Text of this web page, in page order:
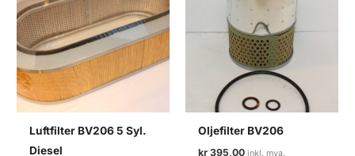
Luftfilter BV206 5 Syl.
Diesel
Oljefilter BV206
kr 395,00